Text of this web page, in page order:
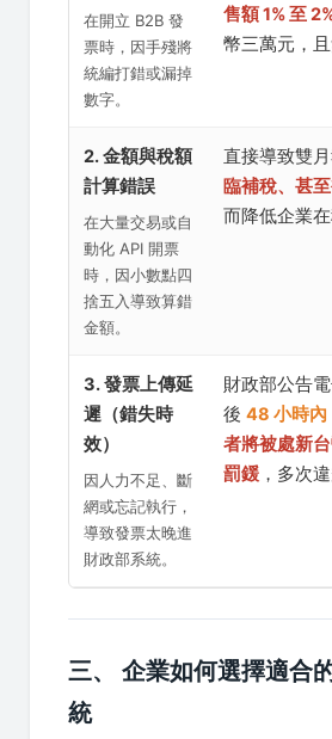
在開立 B2B 發
票時，因手殘將
統編打錯或漏掉
數字。
售額 1% 至
幣三萬元，
2. 金額與稅額
計算錯誤
在大量交易或自
動化 API 開票
時，因小數點四
捨五入導致算錯
金額。
直接導致雙
臨補稅、甚
而降低企業
3. 發票上傳延
遲（錯失時
效）
因人力不足、斷
網或忘記執行，
導致發票太晚進
財政部系統。
財政部公告
後 48 小時內
者將被處新
罰鍰 ，多次
三、 企業如何選擇適合
統